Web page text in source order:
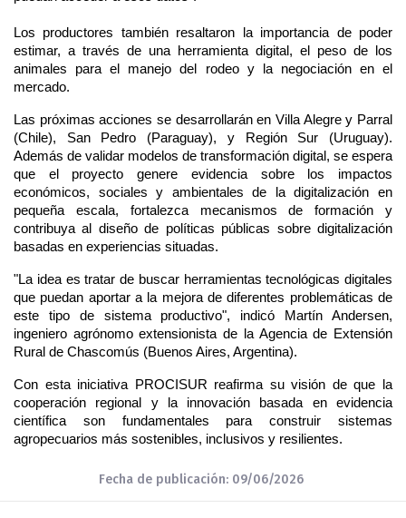
Los productores también resaltaron la importancia de poder
estimar, a través de una herramienta digital, el peso de los
animales para el manejo del rodeo y la negociación en el
mercado.
Las próximas acciones se desarrollarán en Villa Alegre y Parral
(Chile), San Pedro (Paraguay), y Región Sur (Uruguay).
Además de validar modelos de transformación digital, se espera
que el proyecto genere evidencia sobre los impactos
económicos, sociales y ambientales de la digitalización en
pequeña escala, fortalezca mecanismos de formación y
contribuya al diseño de políticas públicas sobre digitalización
basadas en experiencias situadas.
"La idea es tratar de buscar herramientas tecnológicas digitales
que puedan aportar a la mejora de diferentes problemáticas de
este tipo de sistema productivo", indicó Martín Andersen,
ingeniero agrónomo extensionista de la Agencia de Extensión
Rural de Chascomús (Buenos Aires, Argentina).
Con esta iniciativa PROCISUR reafirma su visión de que la
cooperación regional y la innovación basada en evidencia
científica son fundamentales para construir sistemas
agropecuarios más sostenibles, inclusivos y resilientes.
Fecha de publicación: 09/06/2026